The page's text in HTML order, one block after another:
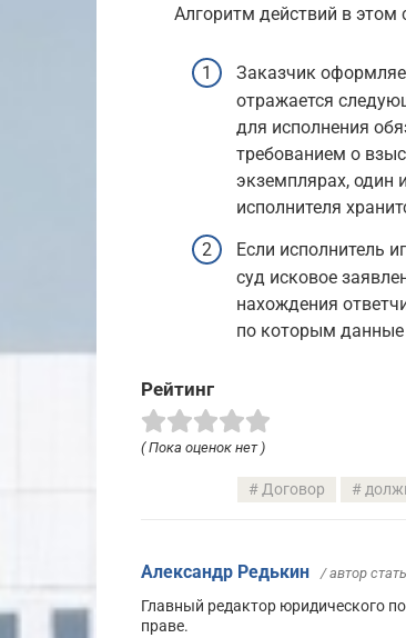
Алгоритм действий в
Заказчик
отражается
для исполнения
требованием о
экземплярах, один
исполнителя
Если исполнитель
суд исковое
нахождения
по которым
Рейтинг
( Пока оценок нет )
Договор
Александр Редькин / автор
Главный редактор юридического
праве.